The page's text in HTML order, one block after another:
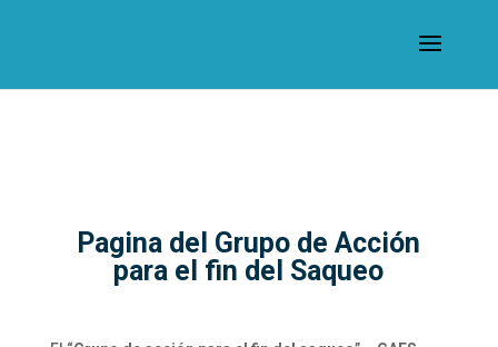
Pagina del Grupo de Acción
para el fin del Saqueo